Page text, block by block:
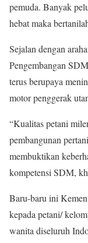
pemuda. Banyak
hebat maka
Sejalan dengan
Pengembangan
terus berupaya
motor penggerak
“Kualitas petani
pembangunan
membuktikan
kompetensi SDM,
Baru-baru ini
kepada petani/
wanita diseluruh